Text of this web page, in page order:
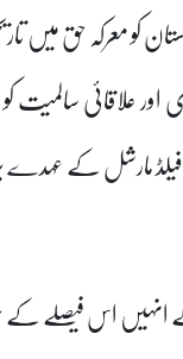
معرکہ حق میں
اور علاقائی
مارشل کے عہدے
اس فیصلے کے